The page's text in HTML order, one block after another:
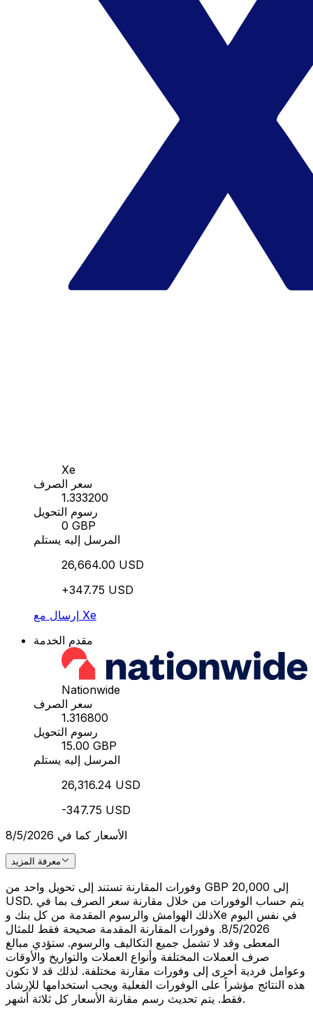
Xe
سعر الصرف
1.333200
رسوم التحويل
0 GBP
المرسل إليه يستلم
26,664.00 USD
+347.75 USD
إرسال مع Xe
مقدم الخدمة
Nationwide
سعر الصرف
1.316800
رسوم التحويل
15.00 GBP
المرسل إليه يستلم
26,316.24 USD
-347.75 USD
الأسعار كما في 8/5/2026
معرفة المزيد
وفورات المقارنة تستند إلى تحويل واحد من GBP 20,000 إلى
USD. يتم حساب الوفورات من خلال مقارنة سعر الصرف بما في
ذلك الهوامش والرسوم المقدمة من كل بنك وXe في نفس اليوم
8/5/2026. وفورات المقارنة المقدمة صحيحة فقط للمثال
المعطى وقد لا تشمل جميع التكاليف والرسوم. ستؤدي مبالغ
صرف العملات المختلفة وأنواع العملات والتواريخ والأوقات
وعوامل فردية أخرى إلى وفورات مقارنة مختلفة. لذلك قد لا تكون
هذه النتائج مؤشراً على الوفورات الفعلية ويجب استخدامها للإرشاد
فقط. يتم تحديث رسم مقارنة الأسعار كل ثلاثة أشهر.